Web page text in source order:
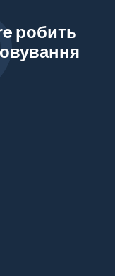
робить